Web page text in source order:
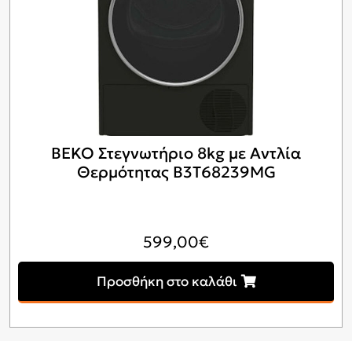
BEKO Στεγνωτήριο 8kg με Αντλία
Θερμότητας B3T68239MG
599,00€
Προσθήκη στο καλάθι